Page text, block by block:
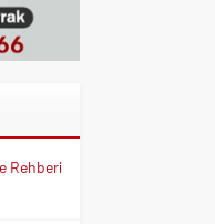
Rehberi